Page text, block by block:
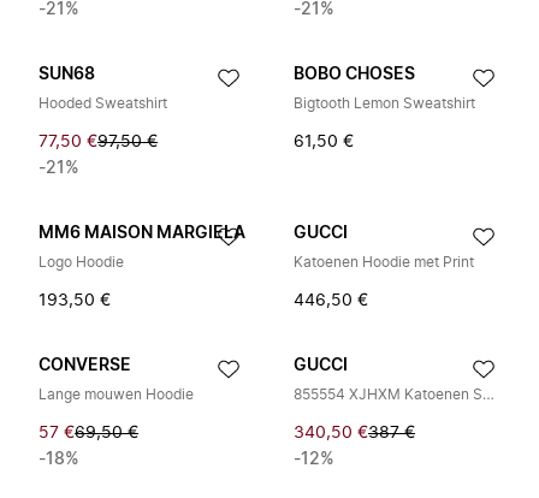
-21%
-21%
SUN68
Hooded Sweatshirt
77,50 €97,50 €
-21%
BOBO CHOSES
Bigtooth Lemon Sweatshirt
61,50 €
MM6 MAISON MARGIELA
Logo Hoodie
193,50 €
GUCCI
Katoenen Hoodie met Print
446,50 €
CONVERSE
Lange mouwen Hoodie
57 €69,50 €
-18%
GUCCI
855554 XJHXM Katoenen Sweatshirt
340,50 €387 €
-12%